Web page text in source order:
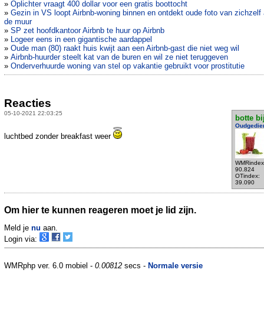
» Oplichter vraagt 400 dollar voor een gratis boottocht
» Gezin in VS loopt Airbnb-woning binnen en ontdekt oude foto van zichzelf
de muur
» SP zet hoofdkantoor Airbnb te huur op Airbnb
» Logeer eens in een gigantische aardappel
» Oude man (80) raakt huis kwijt aan een Airbnb-gast die niet weg wil
» Airbnb-huurder steelt kat van de buren en wil ze niet teruggeven
» Onderverhuurde woning van stel op vakantie gebruikt voor prostitutie
Reacties
05-10-2021 22:03:25
botte
90.824
OTindex:
39.090
luchtbed zonder breakfast weer
Om hier te kunnen reageren moet je lid zijn.
Meld je nu aan.
Login via:
WMRphp ver. 6.0 mobiel - 0.00812 secs - Normale versie